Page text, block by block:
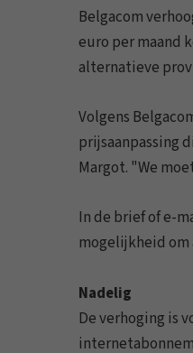
Belgacom
euro per maand
alternatieve
Volgens
prijsaanpassing
Margot. "We
In de brief of e-
mogelijkheid om
Nadelig
De verhoging is